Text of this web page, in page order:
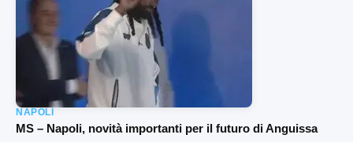
NAPOLI
MS – Napoli, novità importanti per il futuro di Anguissa